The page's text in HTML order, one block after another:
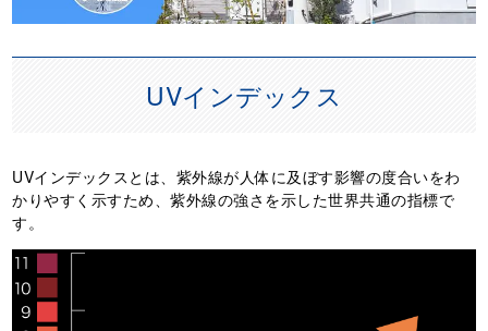
UVインデックス
UVインデックスとは、紫外線が人体に及ぼす影響の度合いをわ
かりやすく示すため、紫外線の強さを示した世界共通の指標で
す。